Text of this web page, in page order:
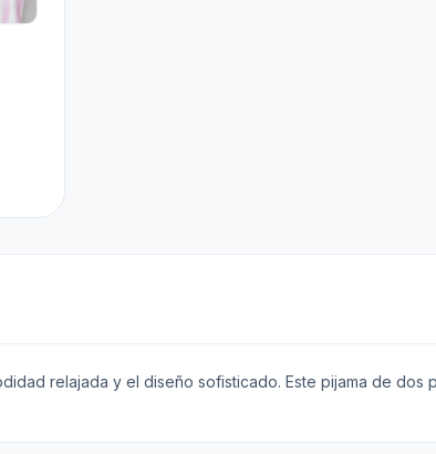
relajada y el diseño sofisticado. Este pijama de dos